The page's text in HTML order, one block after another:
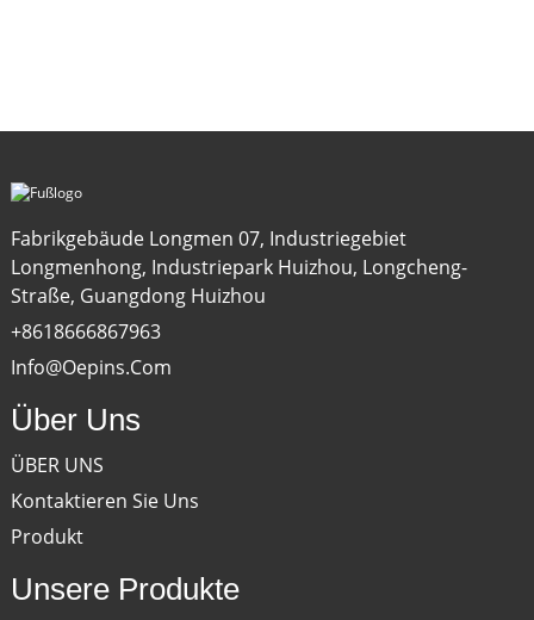
Fabrikgebäude Longmen 07, Industriegebiet
Longmenhong, Industriepark Huizhou, Longcheng-
Straße, Guangdong Huizhou
+8618666867963
Info@oepins.com
Über Uns
ÜBER UNS
Kontaktieren Sie Uns
Produkt
Unsere Produkte